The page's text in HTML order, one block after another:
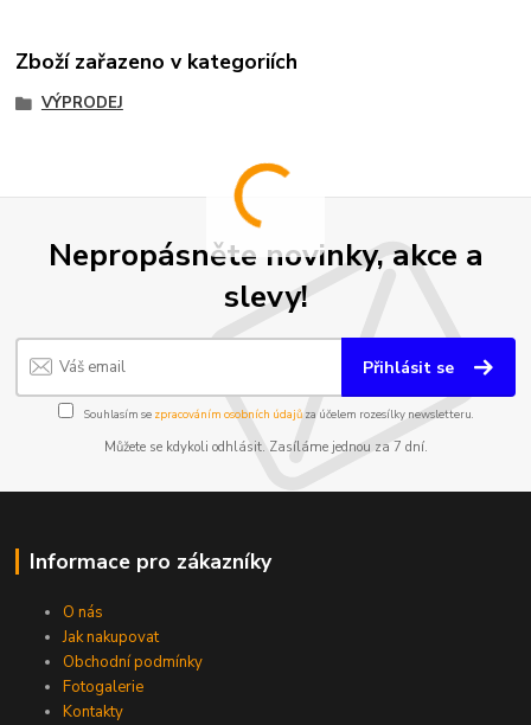
Zboží zařazeno v kategoriích
VÝPRODEJ
Nepropásněte novinky, akce a
slevy!
Přihlásit se
Souhlasím se zpracováním osobních údajůza účelem rozesílky newsletteru.
Můžete se kdykoli odhlásit. Zasíláme jednou za 7 dní.
Informace pro zákazníky
O nás
Jak nakupovat
Obchodní podmínky
Fotogalerie
Kontakty